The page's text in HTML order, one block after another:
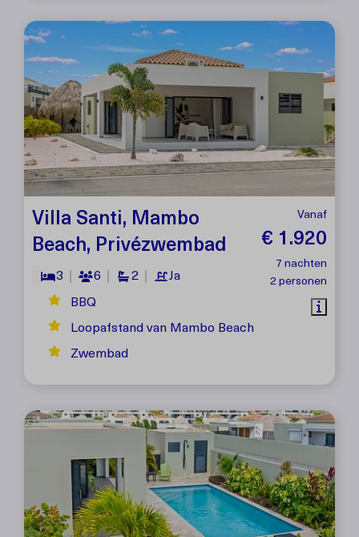
Vanaf
€ 1.920
7 nachten
2 personen
Villa Santi, Mambo
Beach, Privézwembad
3 6 2 Ja
BBQ
Loopafstand van Mambo Beach
Zwembad